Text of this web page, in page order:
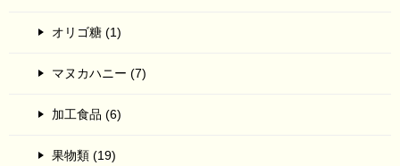
オリゴ糖 (1)
マヌカハニー (7)
加工食品 (6)
果物類 (19)